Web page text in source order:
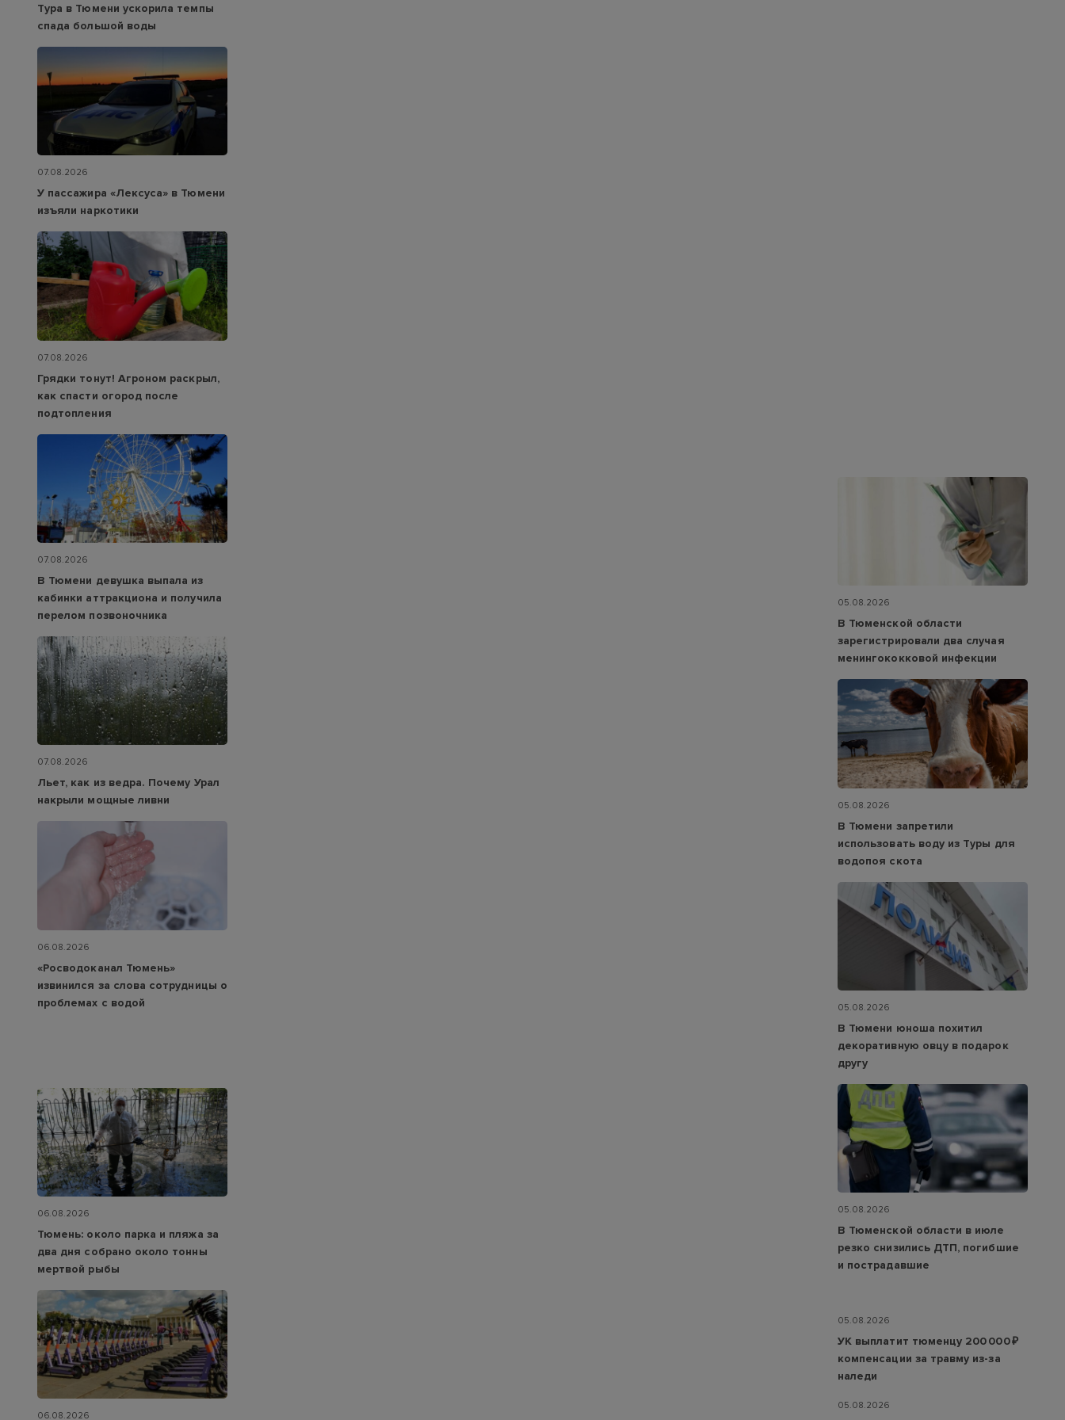
Тура в Тюмени ускорила темпы
спада большой воды
07.08.2026
У пассажира «Лексуса» в Тюмени
изъяли наркотики
07.08.2026
Грядки тонут! Агроном раскрыл,
как спасти огород после
подтопления
07.08.2026
В Тюмени девушка выпала из
кабинки аттракциона и получила
перелом позвоночника
07.08.2026
Льет, как из ведра. Почему Урал
накрыли мощные ливни
06.08.2026
«Росводоканал Тюмень»
извинился за слова сотрудницы о
проблемах с водой
06.08.2026
Тюмень: около парка и пляжа за
два дня собрано около тонны
мертвой рыбы
06.08.2026
05.08.2026
В Тюменской области
зарегистрировали два случая
менингококковой инфекции
05.08.2026
В Тюмени запретили
использовать воду из Туры для
водопоя скота
05.08.2026
В Тюмени юноша похитил
декоративную овцу в подарок
другу
05.08.2026
В Тюменской области в июле
резко снизились ДТП, погибшие
и пострадавшие
05.08.2026
УК выплатит тюменцу 200 000 ₽
компенсации за травму из-за
наледи
05.08.2026